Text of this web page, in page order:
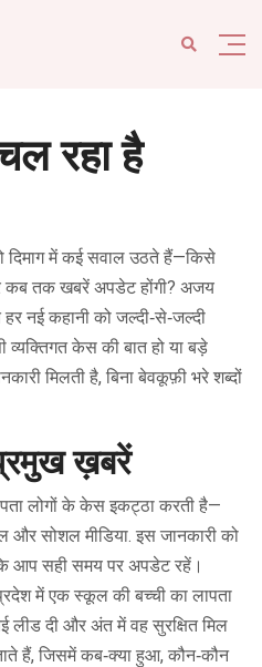
रहा है
दिमाग में कई सवाल उठते हैं—किसे
कब तक खबरें अपडेट होंगी? अजय
नई कहानी को जल्दी‑से‑जल्दी
केस की बात हो या बड़े
मिलती है, बिना बेवकूफ़ी भरे शब्दों
ख़बरें
लोगों के केस इकट्ठा करती है—
और सोशल मीडिया. इस जानकारी को
आप सही समय पर अपडेट रहें।
में एक स्कूल की बच्ची का लापता
लीड दी और अंत में वह सुरक्षित मिल
हैं, जिसमें कब‑क्या हुआ, कौन‑कौन